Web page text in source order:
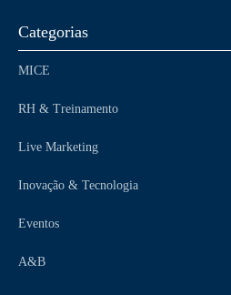
Categorias
MICE
RH & Treinamento
Live Marketing
Inovação & Tecnologia
Eventos
A&B